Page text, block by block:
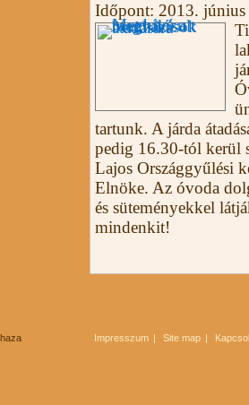
Időpont: 2013.
tartunk. A járda
pedig 16.30-tól kerül
Lajos Országgyűlési
Elnöke. Az óvoda
és süteményekkel
mindenkit!
Impresszum Site map